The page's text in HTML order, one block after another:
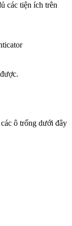
các tiện ích trên
ô trống dưới đây